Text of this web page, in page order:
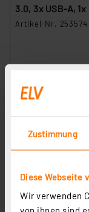
Zustimmung
Diese Webseite
Wir verwenden
3.0, 3x USB-A,
Artikel-Nr. 253574